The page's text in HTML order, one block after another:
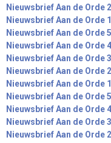
Nieuwsbrief Aan de Orde
Nieuwsbrief Aan de Orde
Nieuwsbrief Aan de Orde
Nieuwsbrief Aan de Orde
Nieuwsbrief Aan de Orde
Nieuwsbrief Aan de Orde
Nieuwsbrief Aan de Orde
Nieuwsbrief Aan de Orde
Nieuwsbrief Aan de Orde
Nieuwsbrief Aan de Orde
Nieuwsbrief Aan de Orde